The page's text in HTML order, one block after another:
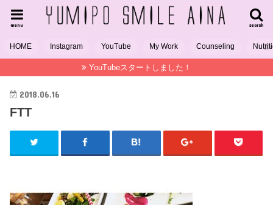
search
menu
HOME Instagram YouTube My Work Counseling
YouTubeスタートしました！
2018.06.16
FTT